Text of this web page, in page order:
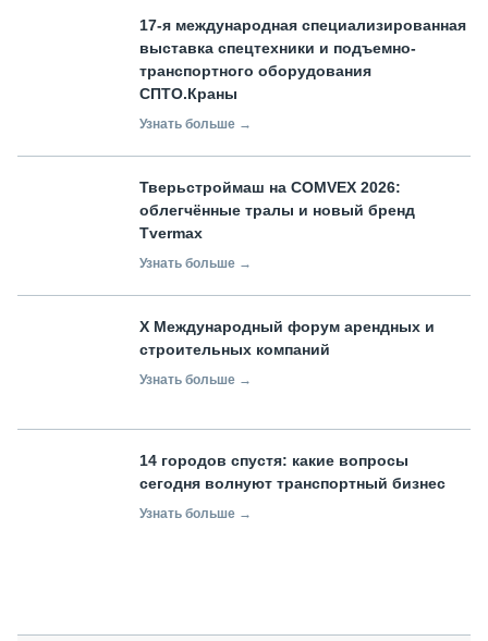
17-я международная специализированная
выставка спецтехники и подъемно-
транспортного оборудования
СПТО.Краны
Узнать больше →
Тверьстроймаш на COMVEX 2026:
облегчённые тралы и новый бренд
Tvermax
Узнать больше →
X Международный форум арендных и
строительных компаний
Узнать больше →
14 городов спустя: какие вопросы
сегодня волнуют транспортный бизнес
Узнать больше →